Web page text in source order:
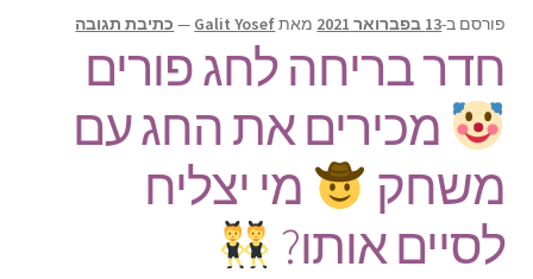
צור קשר
Products
search
פורסם ב-13 בפברואר 2021 מאתGalit Yosef
— כתיבת תגובה
חדר בריחה לחג פורים
מכירים את החג עם
משחק
מי יצליח
לסיים אותו?